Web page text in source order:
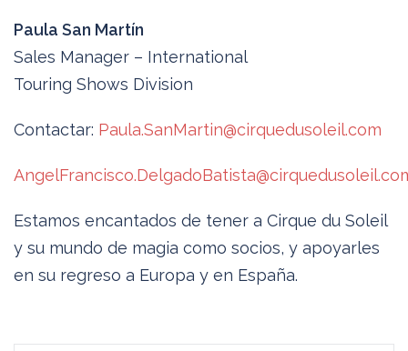
Paula San Martín
Sales Manager – International
Touring Shows Division
Contactar: Paula.SanMartin@cirquedusoleil.com
Estamos encantados de tener a Cirque du Soleil
y su mundo de magia como socios, y apoyarles
en su regreso a Europa y en España.